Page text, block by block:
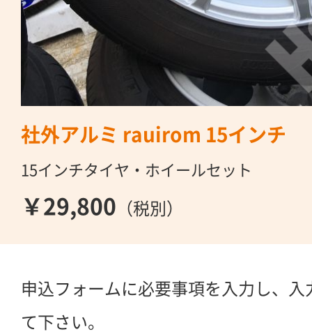
社外アルミ rauirom 15インチ
15インチタイヤ・ホイールセット
￥29,800 （税別）
申込フォームに必要事項を入力し、
て下さい。